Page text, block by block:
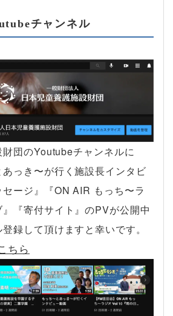
チャンネル
団のYoutubeチャンネルに
っき〜が行く施設長インタビ
ージ』『ON AIR もっち〜ラ
『寄付サイト』のPVが公開中
録して頂けますと幸いです。
ちら